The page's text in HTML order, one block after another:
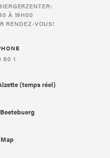
À 19H00
RENDEZ-VOUS!
80 1
(temps réel)